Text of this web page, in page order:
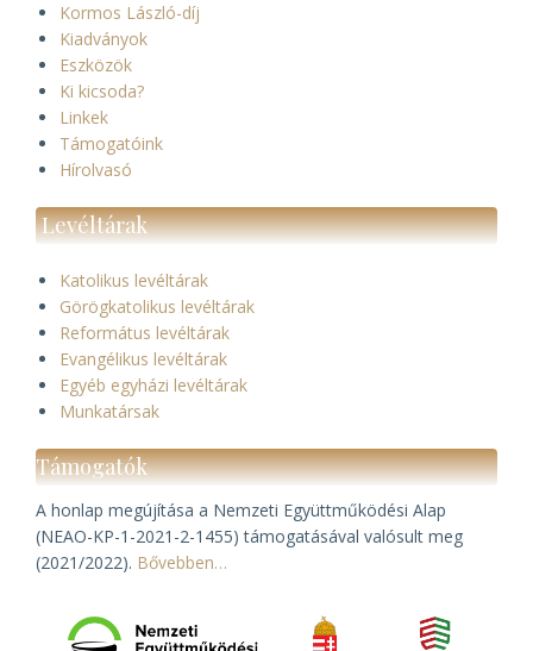
Kormos László-díj
Kiadványok
Eszközök
Ki kicsoda?
Linkek
Támogatóink
Hírolvasó
Levéltárak
Katolikus levéltárak
Görögkatolikus levéltárak
Református levéltárak
Evangélikus levéltárak
Egyéb egyházi levéltárak
Munkatársak
Támogatók
A honlap megújítása a Nemzeti Együttműködési Alap
(NEAO-KP-1-2021-2-1455) támogatásával valósult meg
(2021/2022). Bővebben…